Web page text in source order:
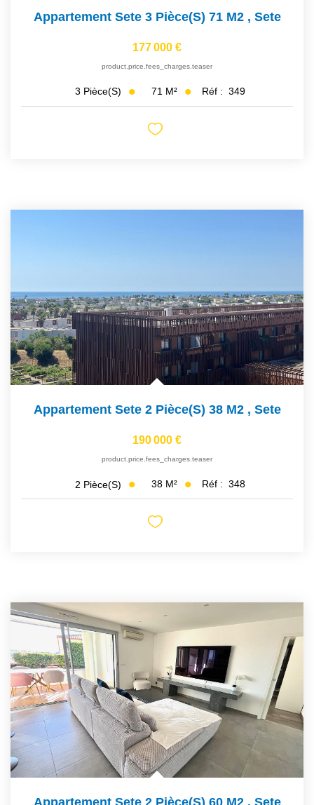
Appartement Sete 3 Pièce(s) 71 M2 , Sete
177 000 €
product.price.fees_charges.teaser
3 Pièce(s) 71 M² Réf : 349
Appartement Sete 2 Pièce(s) 38 M2 , Sete
190 000 €
product.price.fees_charges.teaser
2 Pièce(s) 38 M² Réf : 348